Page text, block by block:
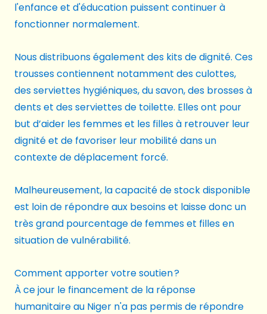
l'enfance et d'éducation puissent continuer à
fonctionner normalement.
Nous distribuons également des kits de dignité. Ces
trousses contiennent notamment des culottes,
des serviettes hygiéniques, du savon, des brosses à
dents et des serviettes de toilette. Elles ont pour
but d’aider les femmes et les filles à retrouver leur
dignité et de favoriser leur mobilité dans un
contexte de déplacement forcé.
Malheureusement, la capacité de stock disponible
est loin de répondre aux besoins et laisse donc un
très grand pourcentage de femmes et filles en
situation de vulnérabilité.
Comment apporter votre soutien ?
À ce jour le financement de la réponse
humanitaire au Niger n'a pas permis de répondre